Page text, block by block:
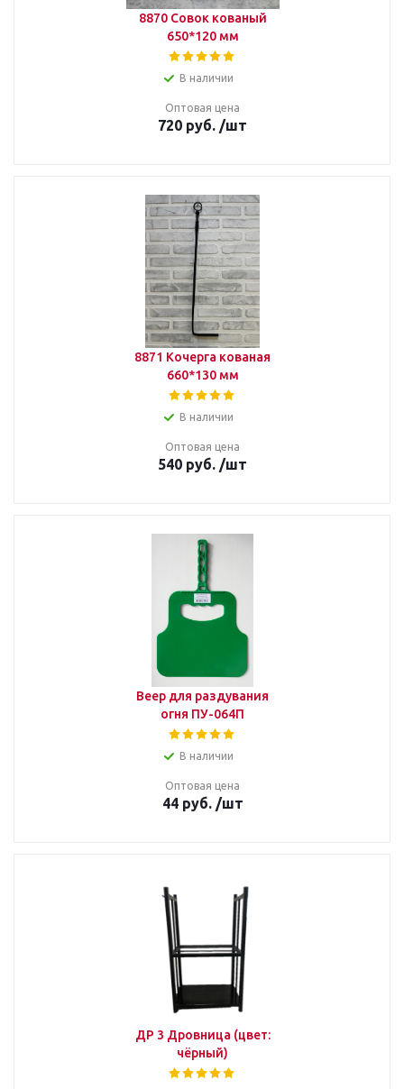
8870 Совок кованый
650*120 мм
В наличии
Оптовая цена
720 руб. /шт
8871 Кочерга кованая
660*130 мм
В наличии
Оптовая цена
540 руб. /шт
Веер для раздувания
огня ПУ-064П
В наличии
Оптовая цена
44руб. /шт
ДР 3 Дровница (цвет:
чёрный)